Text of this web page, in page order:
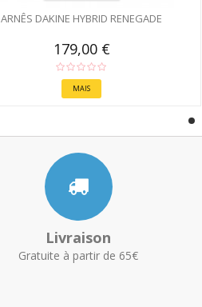
ARNÊS DAKINE HYBRID RENEGADE
179,00 €
MAIS
Livraison
Gratuite à partir de 65€